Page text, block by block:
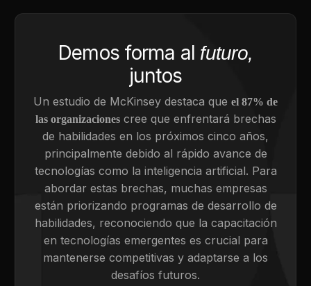
Demos forma al futuro,
juntos
Un estudio de McKinsey destaca que el 87% de
las organizacionescree que enfrentará brechas
de habilidades en los próximos cinco años,
principalmente debido al rápido avance de
tecnologías como la inteligencia artificial. Para
abordar estas brechas, muchas empresas
están priorizando programas de desarrollo de
habilidades, reconociendo que la capacitación
en tecnologías emergentes es crucial para
mantenerse competitivas y adaptarse a los
desafíos futuros.